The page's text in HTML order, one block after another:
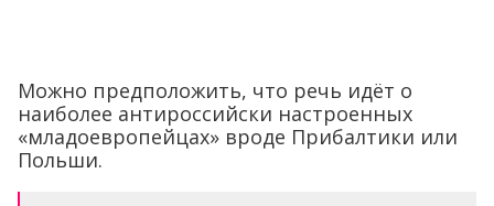
Можно предположить, что речь идёт о
наиболее антироссийски настроенных
«младоевропейцах» вроде Прибалтики или
Польши.